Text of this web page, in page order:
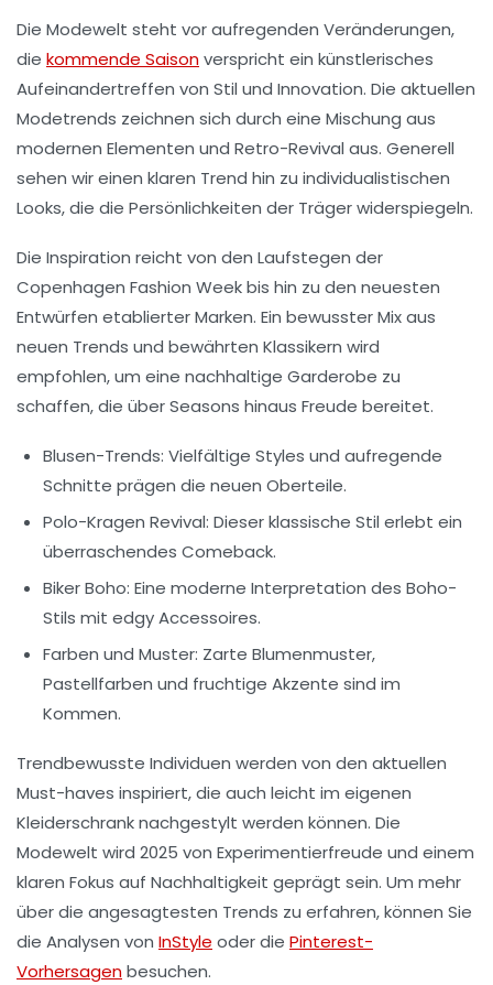
Die Modewelt steht vor aufregenden Veränderungen,
die kommende Saisonverspricht ein künstlerisches
Aufeinandertreffen von Stil und Innovation. Die aktuellen
Modetrends zeichnen sich durch eine Mischung aus
modernen Elementen und Retro-Revival aus. Generell
sehen wir einen klaren Trend hin zu individualistischen
Looks, die die Persönlichkeiten der Träger widerspiegeln.
Die Inspiration reicht von den Laufstegen der
Copenhagen Fashion Weekbis hin zu den neuesten
Entwürfen etablierter Marken. Ein bewusster Mix aus
neuen Trends und bewährten Klassikern wird
empfohlen, um eine nachhaltige Garderobe zu
schaffen, die über Seasons hinaus Freude bereitet.
Blusen-Trends: Vielfältige Styles und aufregende
Schnitte prägen die neuen Oberteile.
Polo-Kragen Revival: Dieser klassische Stil erlebt ein
überraschendes Comeback.
Biker Boho: Eine moderne Interpretation des Boho-
Stils mit edgy Accessoires.
Farben und Muster: Zarte Blumenmuster,
Pastellfarben und fruchtige Akzente sind im
Kommen.
Trendbewusste Individuen werden von den aktuellen
Must-haves inspiriert, die auch leicht im eigenen
Kleiderschrank nachgestylt werden können. Die
Modewelt wird 2025 von Experimentierfreude und einem
klaren Fokus auf Nachhaltigkeit geprägt sein. Um mehr
über die angesagtesten Trends zu erfahren, können Sie
die Analysen von InStyle oder die Pinterest-
Vorhersagenbesuchen.